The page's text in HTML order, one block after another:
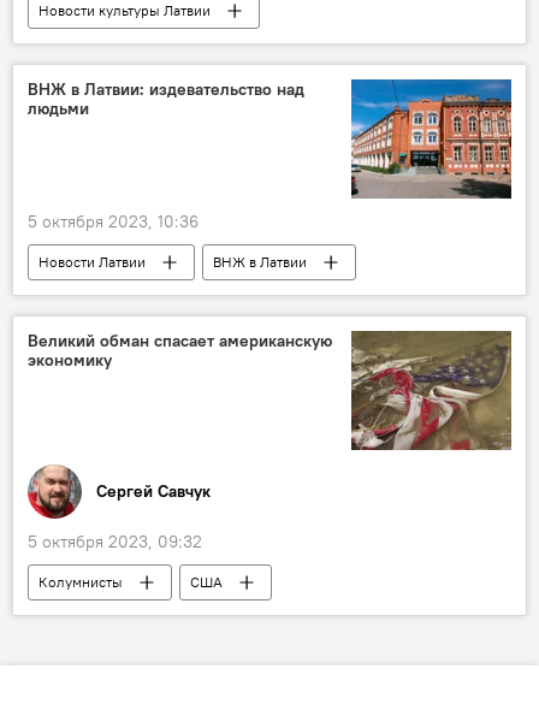
Новости культуры Латвии
Латвийский национальный симфонический оркестр
музыканты
ВНЖ в Латвии: издевательство над
людьми
5 октября 2023, 10:36
Новости Латвии
ВНЖ в Латвии
Даугавпилс
Великий обман спасает американскую
экономику
Сергей Савчук
5 октября 2023, 09:32
Колумнисты США